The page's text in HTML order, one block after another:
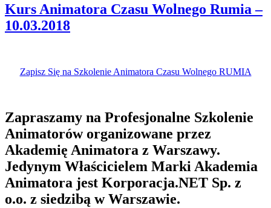
Kurs Animatora Czasu Wolnego Rumia –
10.03.2018
Zapisz Się na Szkolenie Animatora Czasu Wolnego RUMIA
Zapraszamy na Profesjonalne Szkolenie
Animatorów organizowane przez
Akademię Animatora z Warszawy.
Jedynym Właścicielem Marki Akademia
Animatora jest Korporacja.NET Sp. z
o.o. z siedzibą w Warszawie.